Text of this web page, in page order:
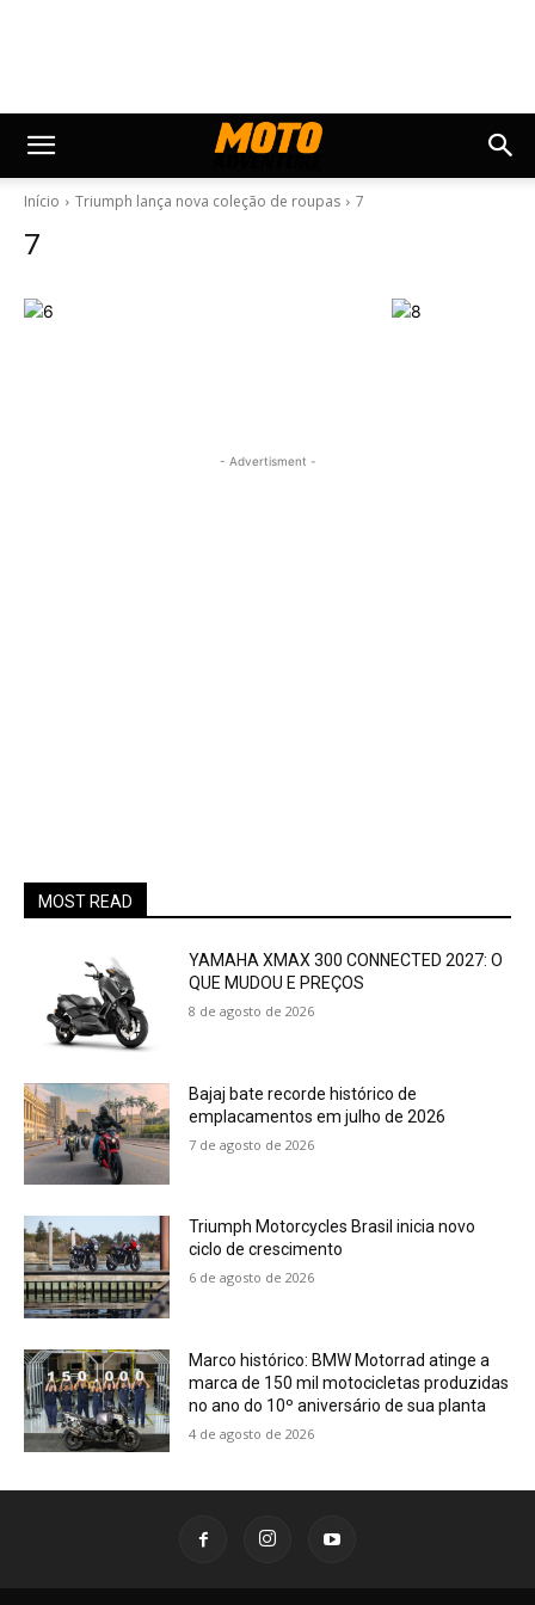
Início Triumph lança nova coleção de roupas 7
7
- Advertisment -
MOST READ
YAMAHA XMAX 300 CONNECTED 2027: O
QUE MUDOU E PREÇOS
8 de agosto de 2026
Bajaj bate recorde histórico de
emplacamentos em julho de 2026
7 de agosto de 2026
Triumph Motorcycles Brasil inicia novo
ciclo de crescimento
6 de agosto de 2026
Marco histórico: BMW Motorrad atinge a
marca de 150 mil motocicletas produzidas
no ano do 10º aniversário de sua planta
4 de agosto de 2026